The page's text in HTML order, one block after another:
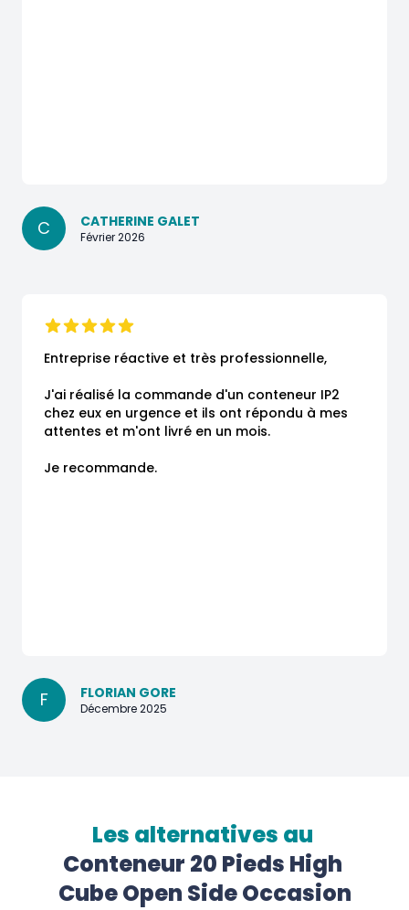
C CATHERINE GALET
Février 2026
Entreprise réactive et très professionnelle,
J'ai réalisé la commande d'un conteneur IP2
chez eux en urgence et ils ont répondu à mes
attentes et m'ont livré en un mois.
Je recommande.
F FLORIAN GORE
Décembre 2025
Les alternatives au
Conteneur 20 Pieds High
Cube Open Side Occasion